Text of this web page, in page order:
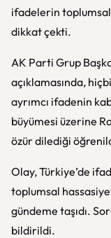
ifadelerin
dikkat çekti.
AK Parti Grup
açıklamasında,
ayrımcı ifadenin
büyümesi üzerine
özür dilediği
Olay, Türkiye’de
toplumsal
gündeme taşıdı.
bildirildi.